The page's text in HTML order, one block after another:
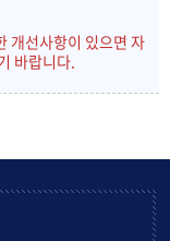
개선사항이 있으면 자
바랍니다.